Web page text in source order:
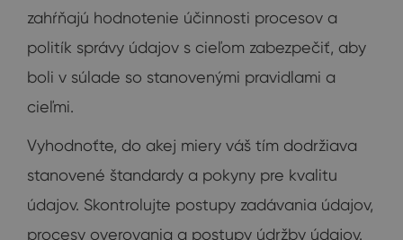
zahŕňajú hodnotenie účinnosti procesov a
politík správy údajov s cieľom zabezpečiť, aby
boli v súlade so stanovenými pravidlami a
cieľmi.
Vyhodnoťte, do akej miery váš tím dodržiava
stanovené štandardy a pokyny pre kvalitu
údajov. Skontrolujte postupy zadávania údajov,
procesy overovania a postupy údržby údajov.